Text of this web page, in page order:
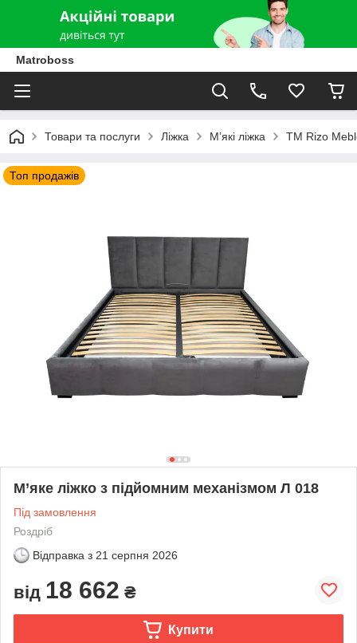
Matroboss
Товари та послуги Ліжка М’які ліжка TM Rizo
Топ продажів
М’яке ліжко з підйомним механізмом Л 018
Під замовлення
Роздріб
Відправка з 21 серпня 2026
від 18 662 ₴
Купити